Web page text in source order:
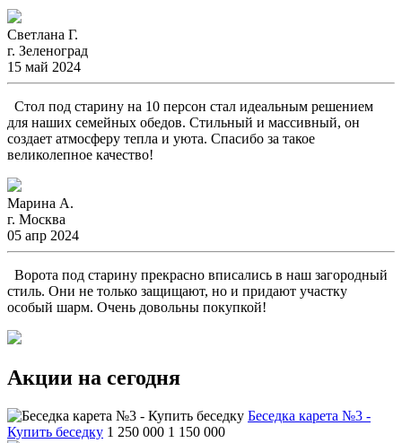
Светлана Г.
г. Зеленоград
15 май 2024
Стол под старину на 10 персон стал идеальным решением
для наших семейных обедов. Стильный и массивный, он
создает атмосферу тепла и уюта. Спасибо за такое
великолепное качество!
Марина А.
г. Москва
05 апр 2024
Ворота под старину прекрасно вписались в наш загородный
стиль. Они не только защищают, но и придают участку
особый шарм. Очень довольны покупкой!
Акции на сегодня
Беседка карета №3 -
Купить беседку 1 250 000 1 150 000